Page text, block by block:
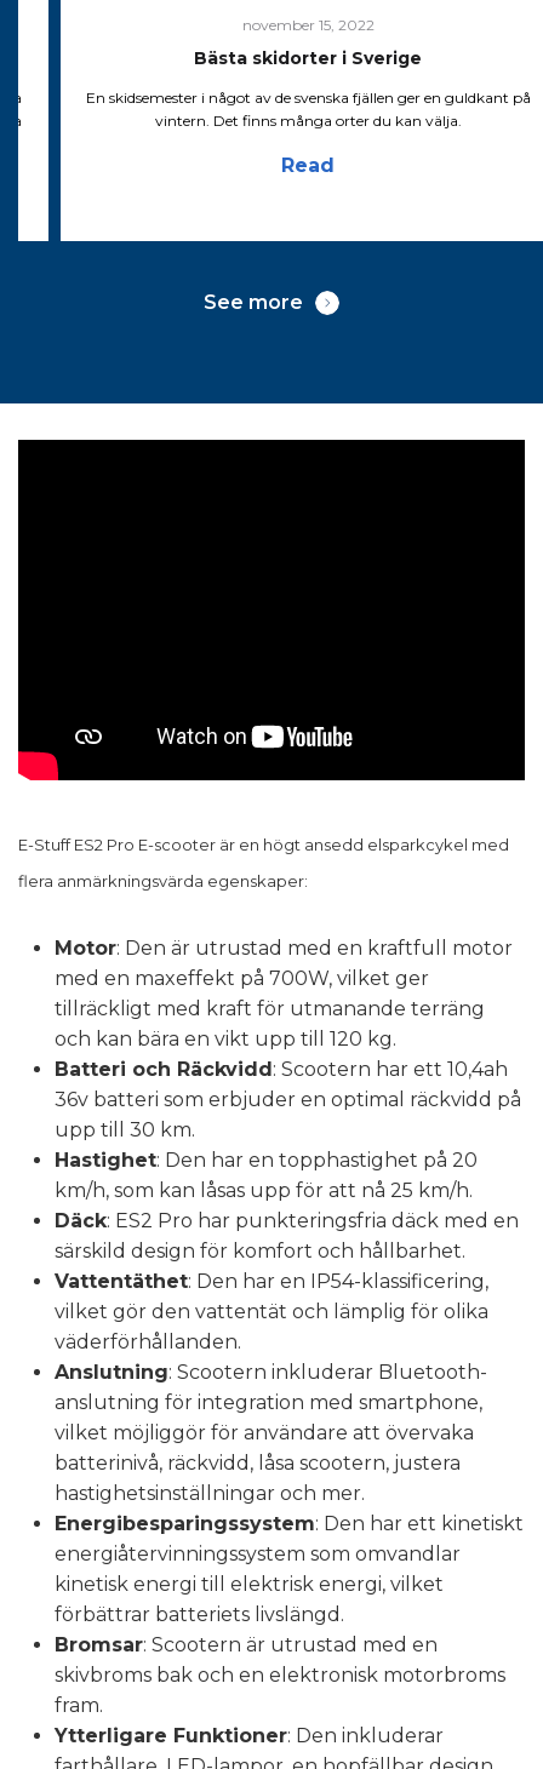
november 15, 2022
Bästa skidorter i Sverige
En skidsemester i något av de svenska fjällen ger en guldkant på
vintern. Det finns många orter du kan välja.
Read
See more
E-Stuff ES2 Pro E-scooter är en högt ansedd elsparkcykel med
flera anmärkningsvärda egenskaper:
Motor: Den är utrustad med en kraftfull motor
med en maxeffekt på 700W, vilket ger
tillräckligt med kraft för utmanande terräng
och kan bära en vikt upp till 120 kg.
Batteri och Räckvidd : Scootern har ett 10,4ah
36v batteri som erbjuder en optimal räckvidd på
upp till 30 km.
Hastighet: Den har en topphastighet på 20
km/h, som kan låsas upp för att nå 25 km/h.
Däck: ES2 Pro har punkteringsfria däck med en
särskild design för komfort och hållbarhet.
Vattentäthet: Den har en IP54-klassificering,
vilket gör den vattentät och lämplig för olika
väderförhållanden.
Anslutning: Scootern inkluderar Bluetooth-
anslutning för integration med smartphone,
vilket möjliggör för användare att övervaka
batterinivå, räckvidd, låsa scootern, justera
hastighetsinställningar och mer.
Energibesparingssystem: Den har ett kinetiskt
energiåtervinningssystem som omvandlar
kinetisk energi till elektrisk energi, vilket
förbättrar batteriets livslängd.
Bromsar: Scootern är utrustad med en
skivbroms bak och en elektronisk motorbroms
fram.
Ytterligare Funktioner: Den inkluderar